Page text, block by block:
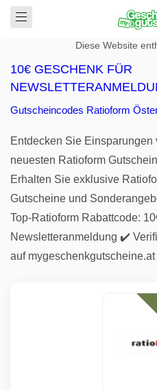
Diese Website
10€ GESCHENK FÜR
Gutscheincodes Ratioform
Entdecken Sie Einsparungen
neuesten Ratioform
Erhalten Sie exklusive
Gutscheine und
Top-Ratioform Rabattcode:
Newsletteranmeldung ✔️
auf